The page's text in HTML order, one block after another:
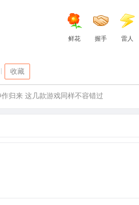
鲜花 握手 雷人
收藏
作归来 这几款游戏同样不容错过